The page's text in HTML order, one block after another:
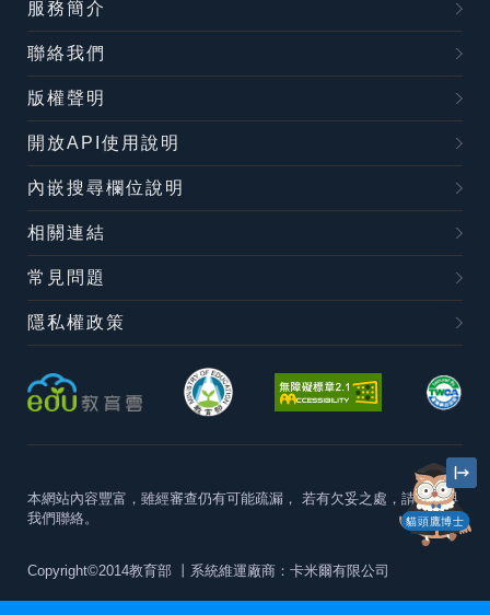
貓頭鷹博士
服務簡介
聯絡我們
版權聲明
開放API使用說明
內嵌搜尋欄位說明
相關連結
常見問題
隱私權政策
本網站內容豐富，雖經審查仍有可能疏漏， 若有欠妥之處，請隨時與
我們聯絡。
Copyright©2014教育部 丨系統維運廠商：卡米爾有限公司